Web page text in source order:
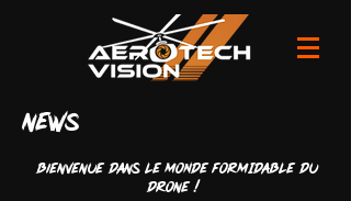
news
Bienvenue dans LE MONDE FORMIDABLE du
drone !